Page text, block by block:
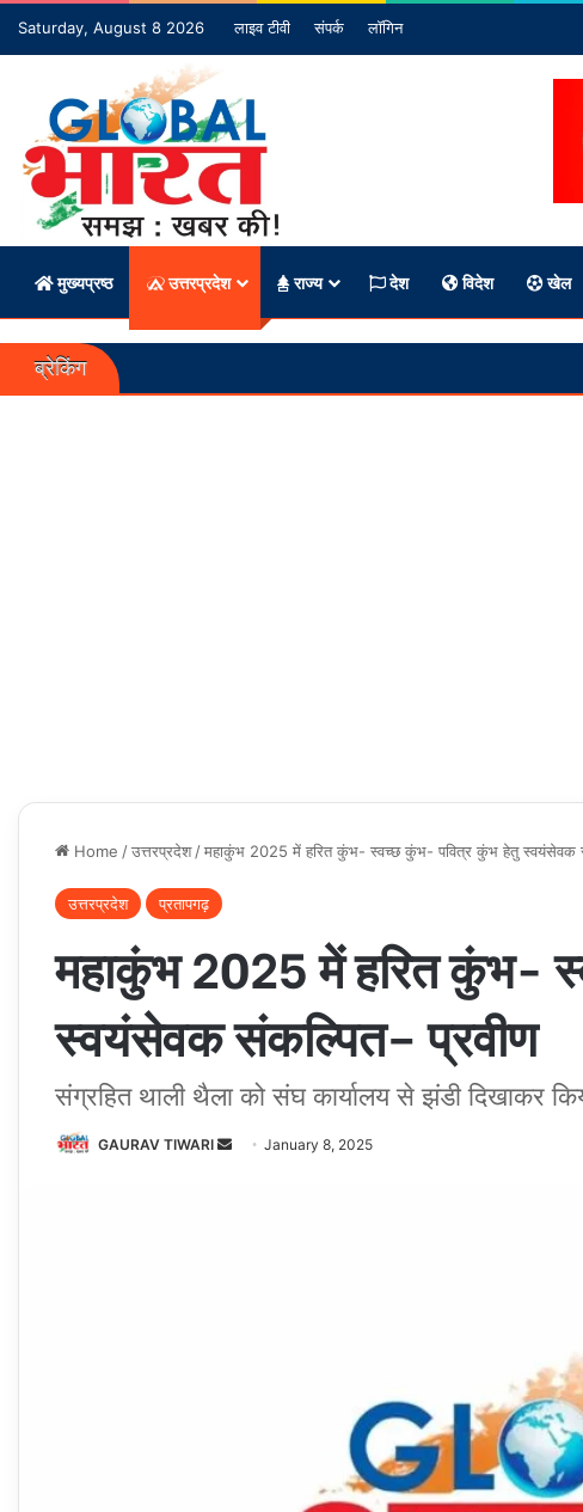
Saturday, August 8 2026 लाइव टीवी संपर्क लॉगिन
मुख्यप्रष्ठ उत्तरप्रदेश राज्य देश विदेश खेल
ब्रेकिंग
Home /उत्तरप्रदेश /महाकुंभ 2025 में हरित कुंभ- स्वच्छ कुंभ- पवित्र कुंभ हेतु स्वयंसेवक
उत्तरप्रदेश प्रतापगढ़
महाकुंभ 2025 में हरित कुंभ-
स्वयंसेवक संकल्पित– प्रवीण
संग्रहित थाली थैला को संघ कार्यालय से झंडी दिखाकर
GAURAV TIWARI
Send January 8, 2025